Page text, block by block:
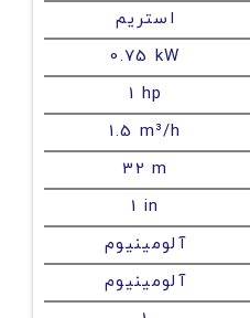
استریم
0.75 kW
1 hp
1.5 m³/h
32 m
1 in
آلومینیوم
آلومینیوم